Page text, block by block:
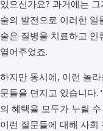
있으신가요? 과거에는
술의 발전으로 이러한 일
술은 질병을 치료하고
열어주었죠.
하지만 동시에, 이런 놀
문들을 던지고 있습니다.
의 혜택을 모두가 누릴
이런 질문들에 대해 사